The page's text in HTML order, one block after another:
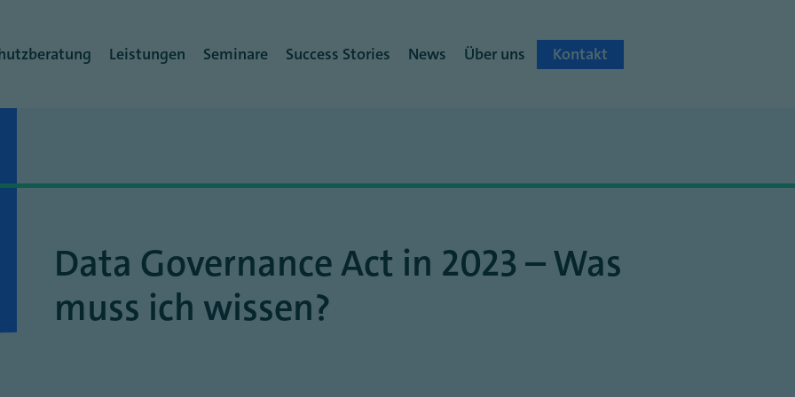
Data Governance Act in 2023 – Was
muss ich wissen?
Leistungen Seminare Success Stories News Über uns Kontakt